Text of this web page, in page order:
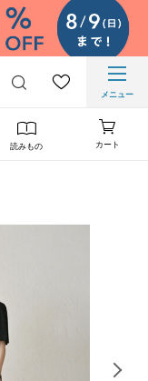
メニュー
読みもの カート